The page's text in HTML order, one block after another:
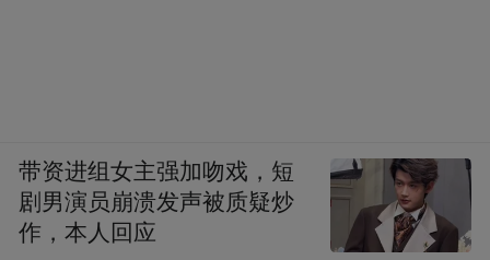
带资进组女主强加吻戏，短
剧男演员崩溃发声被质疑炒
作，本人回应